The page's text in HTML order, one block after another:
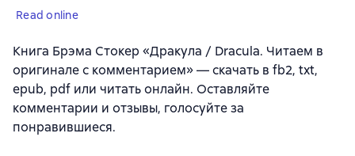
Read online
Книга Брэма Стокер «Дракула / Dracula. Читаем в
оригинале с комментарием» — скачать в fb2, txt,
epub, pdf или читать онлайн. Оставляйте
комментарии и отзывы, голосуйте за
понравившиеся.